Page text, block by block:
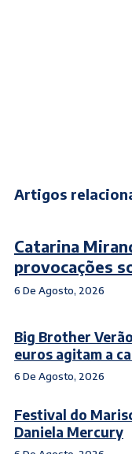
Artigos
Catarina
provocações
6 De Agosto, 2026
Big Brother
euros agitam a
6 De Agosto, 2026
Festival do
Daniela Mercury